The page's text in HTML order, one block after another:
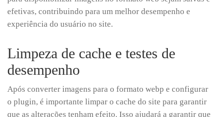
efetivas, contribuindo para um melhor desempenho e
experiência do usuário no site.
Limpeza de cache e testes de
desempenho
Após converter imagens para o formato webp e configurar
o plugin, é importante limpar o cache do site para garantir
que as alterações tenham efeito. Isso ajudará a garantir que